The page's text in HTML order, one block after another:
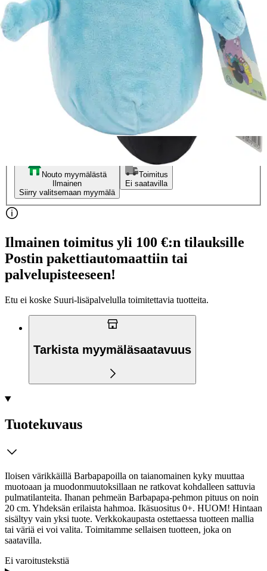
Alennettu hinta
3,36 €
Asiakasomistajahinta
Hinta ilman S-Etukorttia:
3,95 €
Normaalihinta:
-69%
30 pv alin hinta: 12,95 €
Nouto myymälästä
Ilmainen
Siirry valitsemaan myymälä
Toimitus
Ei saatavilla
Ilmainen toimitus yli 100 €:n tilauksille
Postin pakettiautomaattiin tai
palvelupisteeseen!
Etu ei koske Suuri‑lisäpalvelulla toimitettavia tuotteita.
Tarkista myymäläsaatavuus
Tuotekuvaus
Iloisen värikkäillä Barbapapoilla on taianomainen kyky muuttaa
muotoaan ja muodonmuutoksillaan ne ratkovat kohdalleen sattuvia
pulmatilanteita. Ihanan pehmeän Barbapapa-pehmon pituus on noin
20 cm. Yhdeksän erilaista hahmoa. Ikäsuositus 0+. HUOM! Hintaan
sisältyy vain yksi tuote. Verkkokaupasta ostettaessa tuotteen mallia
tai väriä ei voi valita. Toimitamme sellaisen tuotteen, joka on
saatavilla.
Ei varoitustekstiä